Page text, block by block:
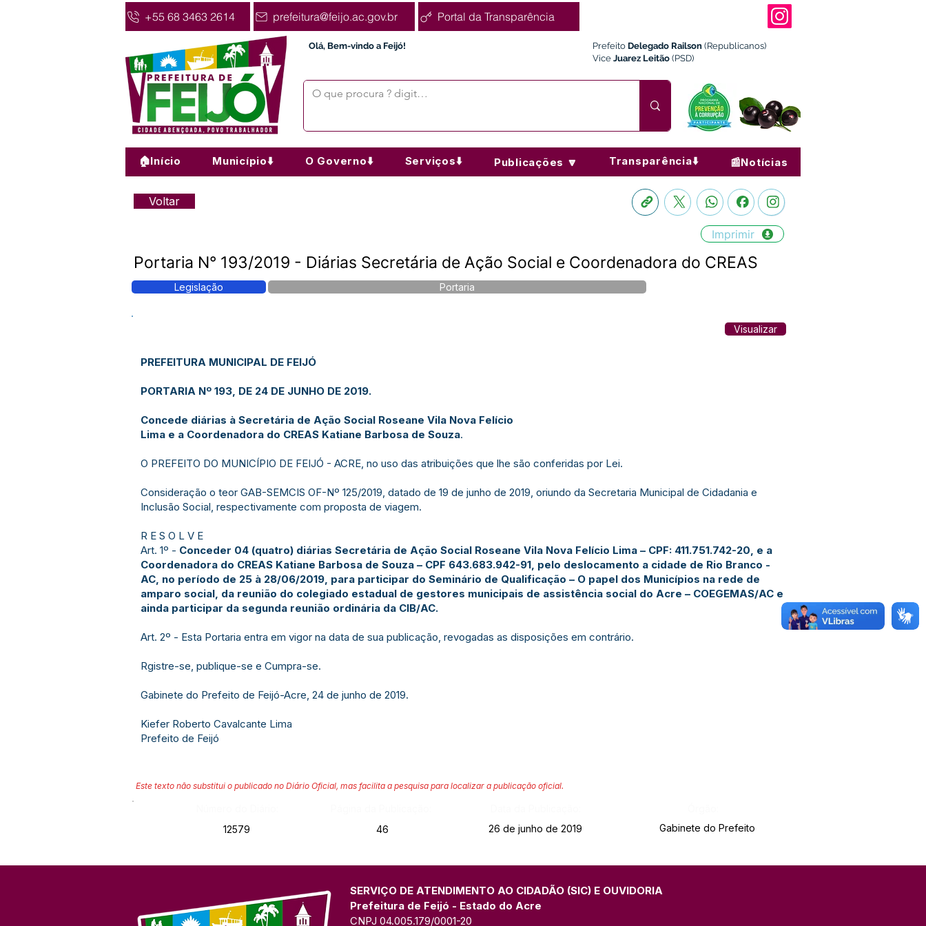
+55 68 3463 2614 prefeitura@feijo.ac.gov.br Portal da Transparência
Olá, Bem-vindo a Feijó! Prefeito Delegado Railson (Republicanos)
Vice Juarez Leitão (PSD)
🏠Início Município⬇️ O Governo⬇️ Serviços⬇️ Publicações 🔽 Transparência⬇️ 📰Notícias
Voltar
Imprimir
Portaria N° 193/2019 - Diárias Secretária de Ação Social e Coordenadora do CREAS
Legislação Portaria
Visualizar
PREFEITURA MUNICIPAL DE FEIJÓ
PORTARIA Nº 193, DE 24 DE JUNHO DE 2019.
Concede diárias à Secretária de Ação Social Roseane Vila Nova Felício
Lima e a Coordenadora do CREAS Katiane Barbosa de Souza.
O PREFEITO DO MUNICÍPIO DE FEIJÓ - ACRE, no uso das atribuições que lhe são conferidas por Lei.
Consideração o teor GAB-SEMCIS OF-Nº 125/2019, datado de 19 de junho de 2019, oriundo da Secretaria Municipal de Cidadania e
Inclusão Social, respectivamente com proposta de viagem.
R E S O L V E
Art. 1º - Conceder 04 (quatro) diárias Secretária de Ação Social Roseane Vila Nova Felício Lima – CPF: 411.751.742-20, e a
Coordenadora do CREAS Katiane Barbosa de Souza – CPF 643.683.942-91, pelo deslocamento a cidade de Rio Branco -
AC, no período de 25 à 28/06/2019, para participar do Seminário de Qualificação – O papel dos Municípios na rede de
amparo social, da reunião do colegiado estadual de gestores municipais de assistência social do Acre – COEGEMAS/AC e
ainda participar da segunda reunião ordinária da CIB/AC.
Art. 2º - Esta Portaria entra em vigor na data de sua publicação, revogadas as disposições em contrário.
Rgistre-se, publique-se e Cumpra-se.
Gabinete do Prefeito de Feijó-Acre, 24 de junho de 2019.
Kiefer Roberto Cavalcante Lima
Prefeito de Feijó
Este texto não substitui o publicado no Diário Oficial, mas facilita a pesquisa para localizar a publicação oficial.
12579
46 26 de junho de 2019 Gabinete do Prefeito
SERVIÇO DE ATENDIMENTO AO CIDADÃO (SIC) E OUVIDORIA
Prefeitura de Feijó - Estado do Acre
CNPJ 04.005.179/0001-20